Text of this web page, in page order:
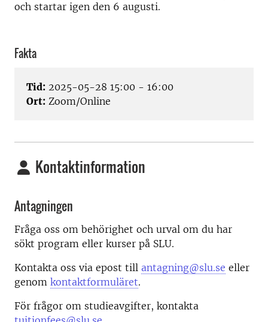
och startar igen den 6 augusti.
Fakta
Tid: 2025-05-28 15:00 - 16:00
Ort: Zoom/Online
Kontaktinformation
Antagningen
Fråga oss om behörighet och urval om du har
sökt program eller kurser på SLU.
Kontakta oss via epost till antagning@slu.se eller
genom kontaktformuläret.
För frågor om studieavgifter, kontakta